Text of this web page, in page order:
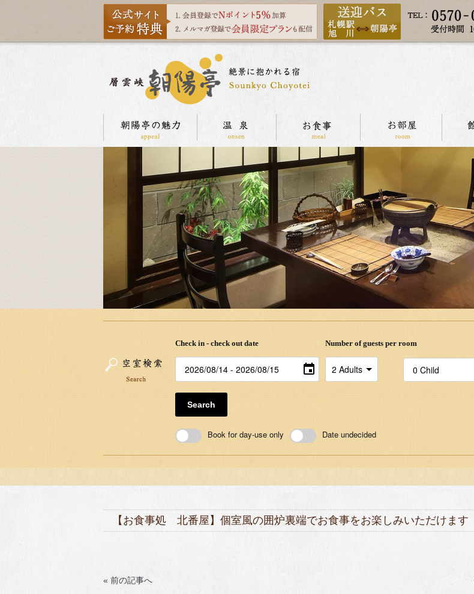
Check in - check out date Number of guests per room
Search
Book for day-use only Date undecided
【お食事処 北番屋】個室風の囲炉裏端でお食事をお楽しみいただけます
« 前の記事へ